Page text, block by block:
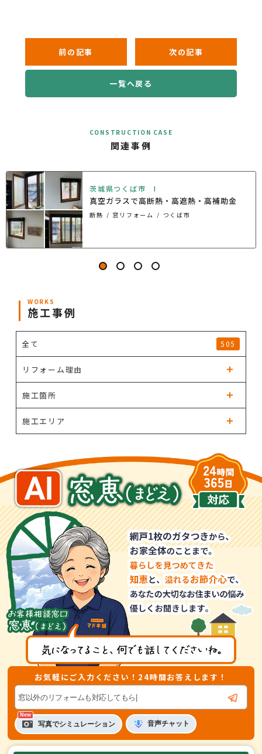
前の記事 次の記事
一覧へ戻る
CONSTRUCTION CASE
関連事例
茨城県つくば市 I
真空ガラスで高断熱・高遮熱・高補助金
断熱 窓リフォーム つくば市
WORKS
施工事例
全て 505
リフォーム理由
施工箇所
施工エリア
お気軽にご入力ください！24時間お答えします！
写真でシミュレーション 音声チャット